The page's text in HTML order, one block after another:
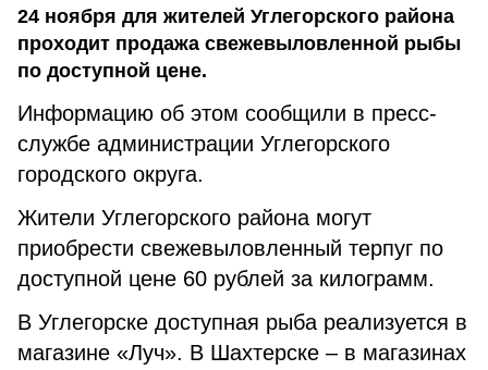
24 ноября для жителей Углегорского района
проходит продажа свежевыловленной рыбы
по доступной цене.
Информацию об этом сообщили в пресс-
службе администрации Углегорского
городского округа.
Жители Углегорского района могут
приобрести свежевыловленный терпуг по
доступной цене 60 рублей за килограмм.
В Углегорске доступная рыба реализуется в
магазине «Луч». В Шахтерске – в магазинах